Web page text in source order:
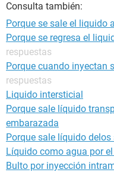
Consulta también:
Porque se sale el liquido
Porque se regresa el
respuestas
Porque cuando inyectan
respuestas
Liquido intersticial
Porque sale líquido
embarazada
Porque sale líquido
Líquido como agua por
Bulto por inyección